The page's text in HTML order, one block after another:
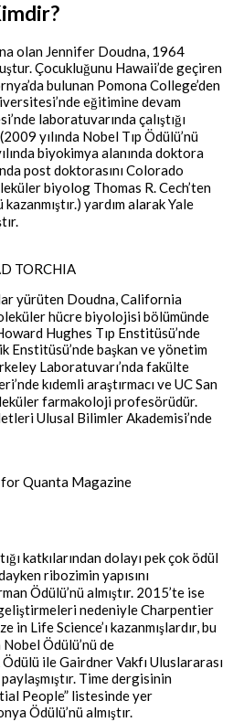
olan Jennifer Doudna, 1964
Çocukluğunu Hawaii’de geçiren
bulunan Pomona College’den
eğitimine devam
laboratuvarında çalıştığı
yılında Nobel Tıp Ödülü’nü
biyokimya alanında doktora
post doktorasını Colorado
biyolog Thomas R. Cech’ten
yardım alarak Yale
TORCHIA
yürüten Doudna, California
hücre biyolojisi bölümünde
Hughes Tıp Enstitüsü’nde
Enstitüsü’nde başkan ve yönetim
Laboratuvarı’nda fakülte
kıdemli araştırmacı ve UC San
farmakoloji profesörüdür.
Ulusal Bilimler Akademisi’nde
Quanta Magazine
katkılarından dolayı pek çok ödül
ribozimin yapısını
Ödülü’nü almıştır. 2015’te ise
nedeniyle Charpentier
Life Science’ı kazanmışlardır, bu
Ödülü’nü de
ile Gairdner Vakfı Uluslararası
Time dergisinin
People” listesinde yer
Ödülü’nü almıştır.